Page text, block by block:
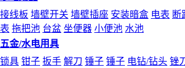
接线板 墙壁开关 墙壁插座 安装暗盒 电表 断
表 拖把池 台盆 坐便器 小便池 水池
五金/水电用具
锁具 钳子 扳手 解刀 锤子 锤子 电钻/钻头 锉